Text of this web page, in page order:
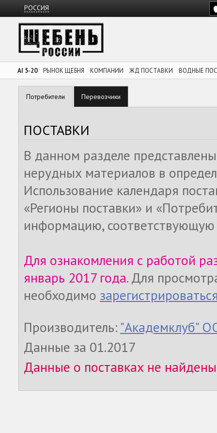
РОССИЯ
AI 5-20 РЫНОК ЩЕБНЯ КОМПАНИИ ЖД ПОСТАВКИ ВОДНЫЕ
Потребители Перевозчики
ПОСТАВКИ
В данном разделе
нерудных материалов в
Использование календаря
«Регионы поставки» и
информацию,
Для ознакомления с работой
январь 2017 года.Для
необходимо
Производитель: "Академклуб"
Данные за 01.2017
Данные о поставках не найдены